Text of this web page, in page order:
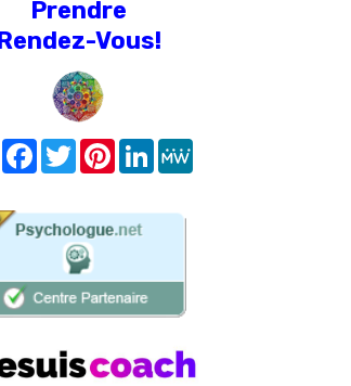
Prendre
Rendez-Vous!
Share FacebookTwitterPinterest
LinkedIn